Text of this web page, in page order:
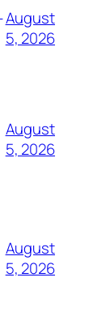
August
5, 2026
August
5, 2026
August
5, 2026